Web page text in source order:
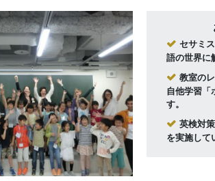
セサミ
語の世界に
教室の
自他学習「
す。
英検対
を実施して